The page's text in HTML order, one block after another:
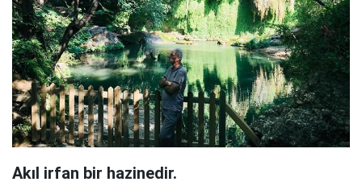
Akıl irfan bir hazinedir.